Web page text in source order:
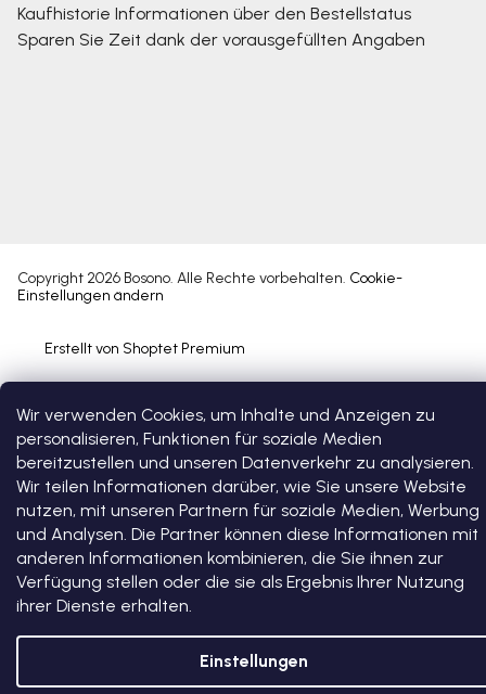
Wir verwenden Cookies, um Inhalte und Anzeigen zu
personalisieren, Funktionen für soziale Medien
bereitzustellen und unseren Datenverkehr zu analysieren.
Wir teilen Informationen darüber, wie Sie unsere Website
nutzen, mit unseren Partnern für soziale Medien, Werbung
und Analysen. Die Partner können diese Informationen mit
anderen Informationen kombinieren, die Sie ihnen zur
Verfügung stellen oder die sie als Ergebnis Ihrer Nutzung
ihrer Dienste erhalten.
Einstellungen
Kaufhistorie Informationen über den Bestellstatus
Sparen Sie Zeit dank der vorausgefüllten Angaben
Erstellt von Shoptet Premium
Copyright 2026 Bosono. Alle Rechte vorbehalten. Cookie-
Einstellungen ändern